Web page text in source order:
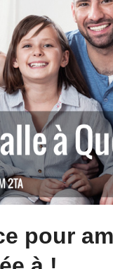
pour